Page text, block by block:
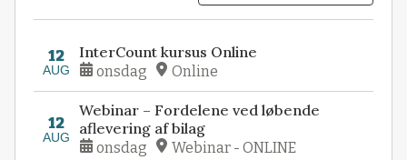
12
AUG
InterCount kursus Online
onsdag Online
12
AUG
Webinar – Fordelene ved løbende
aflevering af bilag
onsdag Webinar - ONLINE